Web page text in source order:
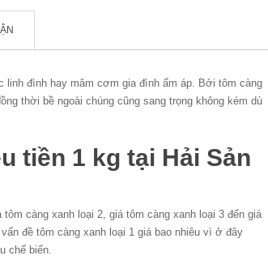
linh đình hay mâm cơm gia đình ấm áp. Bởi tôm càng
thời bề ngoài chúng cũng sang trọng không kém dù
tiền 1 kg tại Hải Sản
càng xanh loại 2, giá tôm càng xanh loại 3 đến giá
đề tôm càng xanh loại 1 giá bao nhiêu vì ở đây
chế biến.